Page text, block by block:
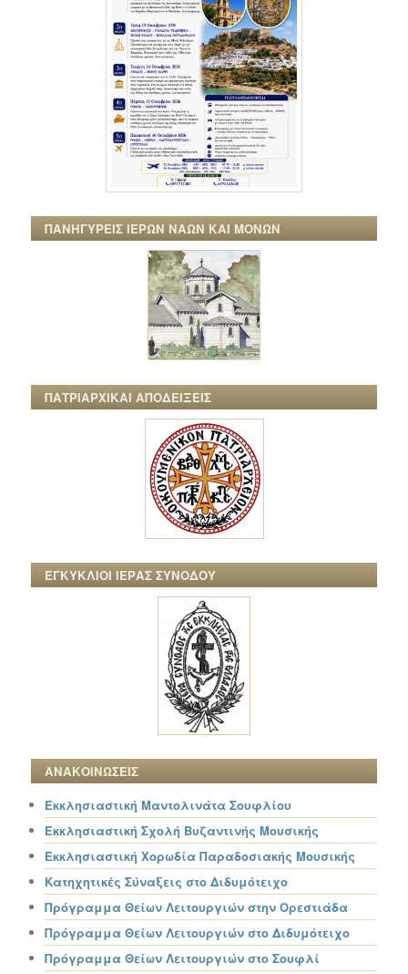
ΠΑΝΗΓΥΡΕΙΣ ΙΕΡΩΝ ΝΑΩΝ ΚΑΙ ΜΟΝΩΝ
ΠΑΤΡΙΑΡΧΙΚΑΙ ΑΠΟΔΕΙΞΕΙΣ
ΕΓΚΥΚΛΙΟΙ ΙΕΡΑΣ ΣΥΝΟΔΟΥ
ΑΝΑΚΟΙΝΩΣΕΙΣ
Εκκλησιαστική Μαντολινάτα Σουφλίου
Εκκλησιαστική Σχολή Βυζαντινής Μουσικής
Εκκλησιαστική Χορωδία Παραδοσιακής Μουσικής
Κατηχητικές Σύναξεις στο Διδυμότειχο
Πρόγραμμα Θείων Λειτουργιών στην Ορεστιάδα
Πρόγραμμα Θείων Λειτουργιών στο Διδυμότειχο
Πρόγραμμα Θείων Λειτουργιών στο Σουφλί